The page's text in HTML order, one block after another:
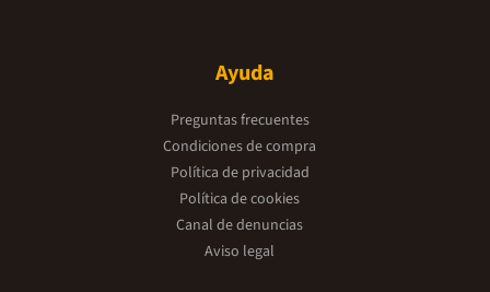
Ayuda
Preguntas frecuentes
Condiciones de compra
Política de privacidad
Política de cookies
Canal de denuncias
Aviso legal